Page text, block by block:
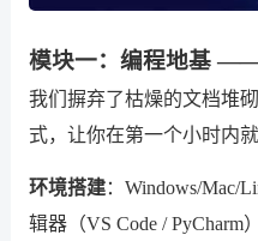
模块一：编程地基
我们摒弃了枯燥的文档堆
式，让你在第一个小时内
环境搭建：Windows/Mac/
辑器（VS Code / PyCharm